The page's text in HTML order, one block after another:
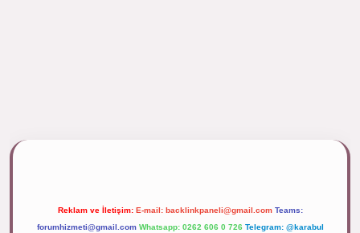
Reklam ve İletişim: E-mail: backlinkpaneli@gmail.com Teams:
forumhizmeti@gmail.com Whatsapp: 0262 606 0 726 Telegram: @karabul